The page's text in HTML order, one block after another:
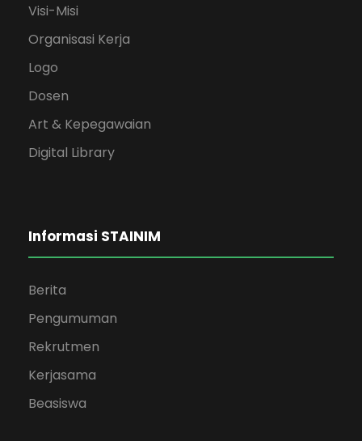
Visi-Misi
Organisasi Kerja
Logo
Dosen
Art & Kepegawaian
Digital Library
Informasi STAINIM
Berita
Pengumuman
Rekrutmen
Kerjasama
Beasiswa